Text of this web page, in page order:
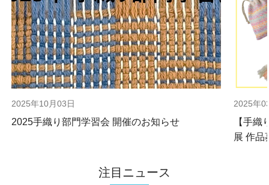
2025年10月03日
2025手織り部門学習会 開催のお知らせ
2025年
【手織
展 作品
注目ニュース